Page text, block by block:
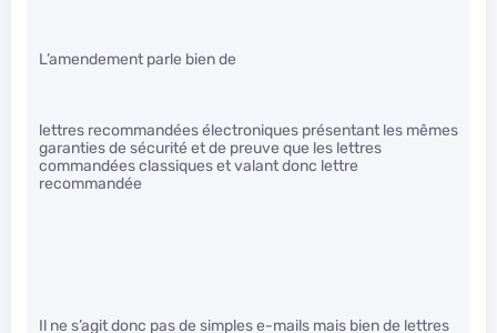
L’amendement parle bien de
lettres recommandées électroniques présentant les mêmes
garanties de sécurité et de preuve que les lettres
commandées classiques et valant donc lettre
recommandée
Il ne s’agit donc pas de simples e-mails mais bien de lettres